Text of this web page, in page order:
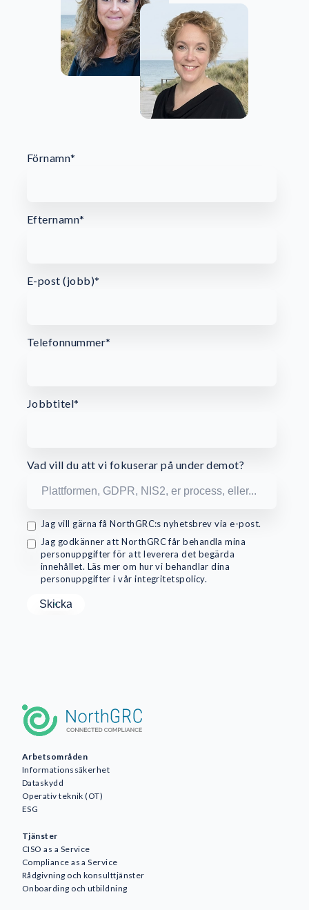
Förnamn*
Efternamn*
E-post (jobb)*
Telefonnummer*
Jobbtitel*
Vad vill du att vi fokuserar på under demot?
Jag vill gärna få NorthGRC:s nyhetsbrev via e-post.
Jag godkänner att NorthGRC får behandla mina
personuppgifter för att leverera det begärda
innehållet. Läs mer om hur vi behandlar dina
personuppgifter i vår integritetspolicy.
Arbetsområden
Informationssäkerhet
Dataskydd
Operativ teknik (OT)
ESG
Tjänster
CISO as a Service
Compliance as a Service
Rådgivning och konsulttjänster
Onboarding och utbildning